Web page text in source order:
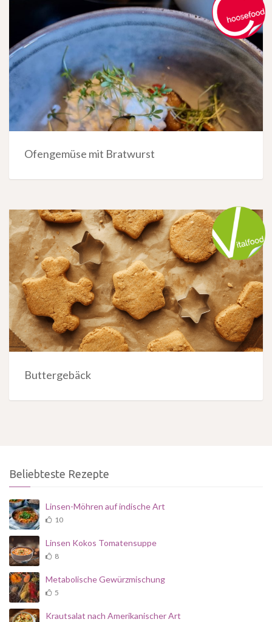
Ofengemüse mit Bratwurst
Buttergebäck
Beliebteste Rezepte
Linsen-Möhren auf indische Art
10
Linsen Kokos Tomatensuppe
8
Metabolische Gewürzmischung
5
Krautsalat nach Amerikanischer Art